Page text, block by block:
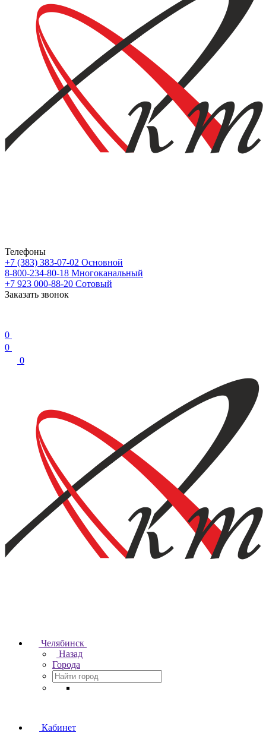
Телефоны
+7 (383) 383-07-02 Основной
8-800-234-80-18 Многоканальный
+7 923 000-88-20 Сотовый
Заказать звонок
0
0
0
Челябинск
Назад
Города
Кабинет